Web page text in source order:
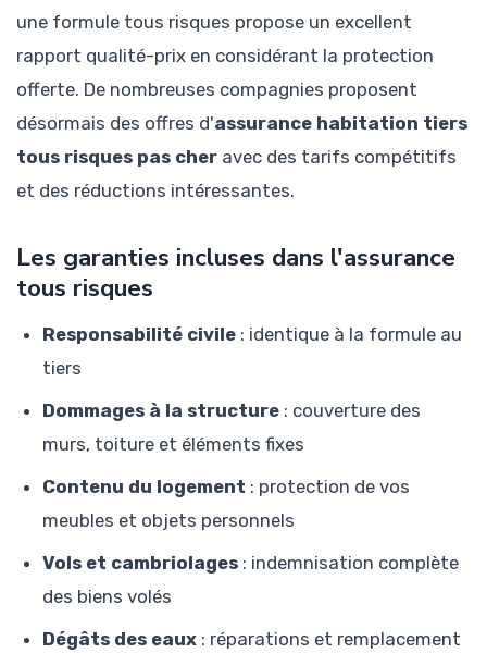
une formule tous risques propose un excellent
rapport qualité-prix en considérant la protection
offerte. De nombreuses compagnies proposent
désormais des offres d'assurance habitation tiers
tous risques pas cher avec des tarifs compétitifs
et des réductions intéressantes.
Les garanties incluses dans l'assurance
tous risques
Responsabilité civile : identique à la formule au
tiers
Dommages à la structure : couverture des
murs, toiture et éléments fixes
Contenu du logement : protection de vos
meubles et objets personnels
Vols et cambriolages : indemnisation complète
des biens volés
Dégâts des eaux : réparations et remplacement